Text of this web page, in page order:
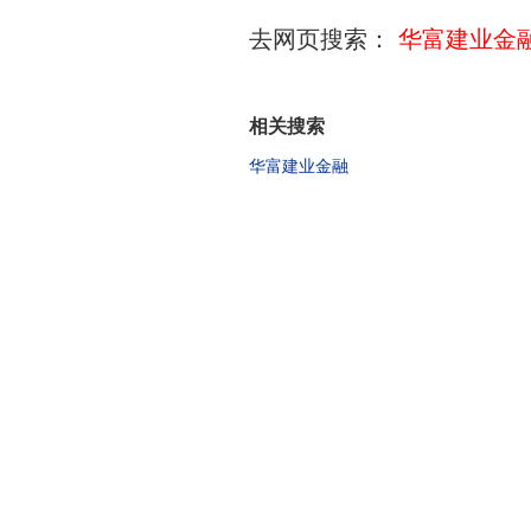
去网页搜索： 华富建业金
相关搜索
华富建业金融